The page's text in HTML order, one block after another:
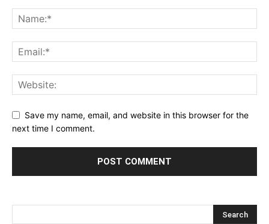
Save my name, email, and website in this browser for the
next time I comment.